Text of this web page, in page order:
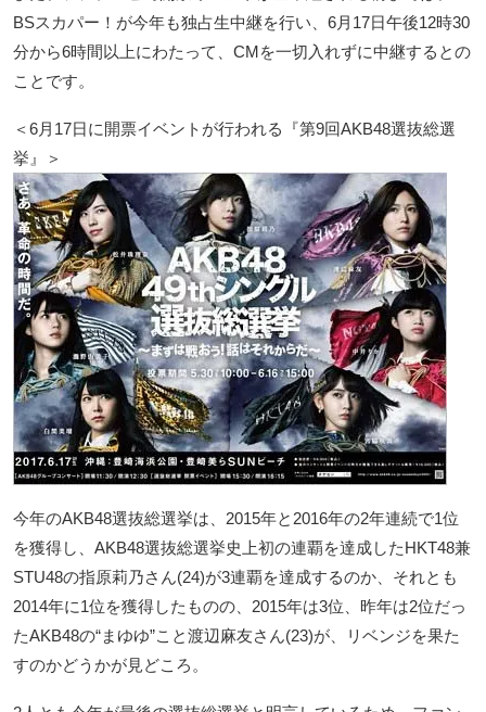
BSスカパー！が今年も独占生中継を行い、6月17日午後12時30
分から6時間以上にわたって、CMを一切入れずに中継するとの
ことです。
＜6月17日に開票イベントが行われる『第9回AKB48選抜総選
挙』＞
今年のAKB48選抜総選挙は、2015年と2016年の2年連続で1位
を獲得し、AKB48選抜総選挙史上初の連覇を達成したHKT48兼
STU48の指原莉乃さん(24)が3連覇を達成するのか、それとも
2014年に1位を獲得したものの、2015年は3位、昨年は2位だっ
たAKB48の“まゆゆ”こと渡辺麻友さん(23)が、リベンジを果た
すのかどうかが見どころ。